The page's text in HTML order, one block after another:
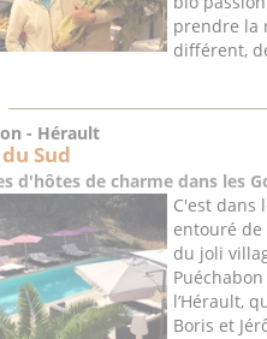
prendre la
différent,
- Hérault
Sud
d'hôtes de charme dans les
C'est dans
entouré
du joli
l’Hérault,
Boris et